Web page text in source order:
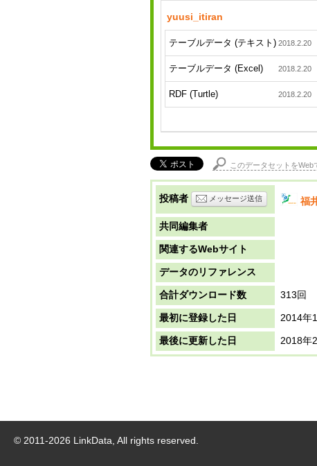
yuusi_itiran
テーブルデータ (テキスト) 2018.2.20
テーブルデータ (Excel) 2018.2.20
RDF (Turtle) 2018.2.20
このデータセットをWeb
投稿者 メッセージ送信 福
共同編集者
関連するWebサイト
データのリファレンス
合計ダウンロード数 313回
最初に登録した日 2014年
最後に更新した日 2018年
© 2011-2026 LinkData, All rights reserved.